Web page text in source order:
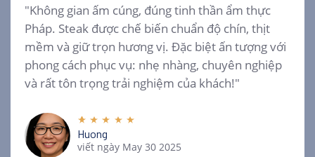
"Không gian ấm cúng, đúng tinh thần ẩm thực
Pháp. Steak được chế biến chuẩn độ chín, thịt
mềm và giữ trọn hương vị. Đặc biệt ấn tượng với
phong cách phục vụ: nhẹ nhàng, chuyên nghiệp
và rất tôn trọng trải nghiệm của khách!"
Huong
viết ngày May 30 2025